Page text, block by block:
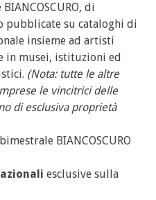
di
pubblicate su cataloghi di
insieme ad artisti
in musei, istituzioni ed
(Nota: tutte le altre
le vincitrici delle
di esclusiva proprietà
BIANCOSCURO
esclusive sulla